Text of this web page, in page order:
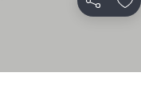
Partilhar